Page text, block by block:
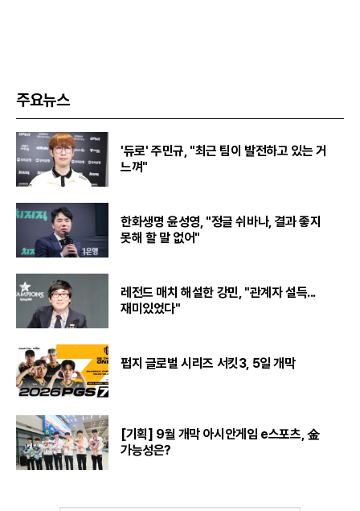
주요뉴스
'듀로' 주민규, "최근 팀이 발전하고 있는 거
느껴"
한화생명 윤성영, "정글 쉬바나, 결과 좋지
못해 할 말 없어"
레전드 매치 해설한 강민, "관계자 설득...
재미있었다"
펍지 글로벌 시리즈 서킷3, 5일 개막
[기획] 9월 개막 아시안게임 e스포츠, 金
가능성은?